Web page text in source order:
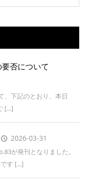
否について
、下記のとおり、本日
[…]
2026-03-31
が発刊となりました。
す […]